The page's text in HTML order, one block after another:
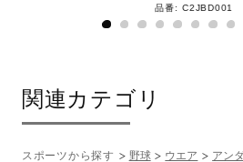
S、M、L、O、XO
カラー
品番: C2JBD001
関連カテゴリ
スポーツから探す 野球 ウエア アン